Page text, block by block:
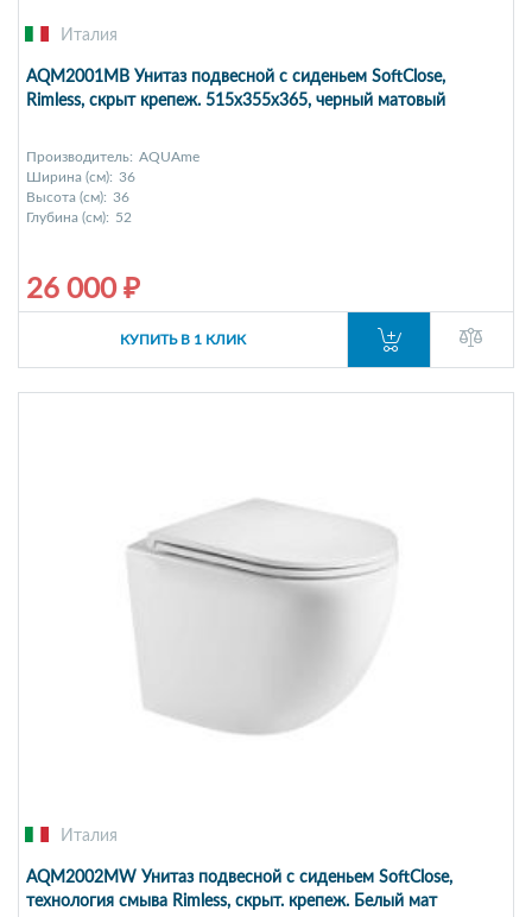
Италия
AQM2001MB Унитаз подвесной с сиденьем SoftClose,
Rimless, скрыт крепеж. 515x355x365, черный матовый
Производитель: AQUAme
Ширина (см): 36
Высота (см): 36
Глубина (см): 52
26 000 ₽
КУПИТЬ В 1 КЛИК
Италия
AQM2002MW Унитаз подвесной с сиденьем SoftClose,
технология смыва Rimless, скрыт. крепеж. Белый мат